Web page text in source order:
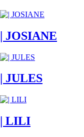
| JOSIANE
| JULES
| LILI